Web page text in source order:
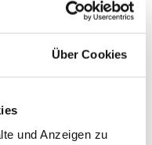
Über Cookies
und Anzeigen zu